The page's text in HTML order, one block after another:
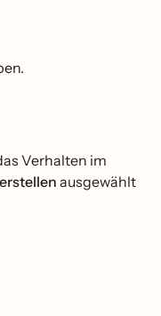
Verhalten im
ausgewählt